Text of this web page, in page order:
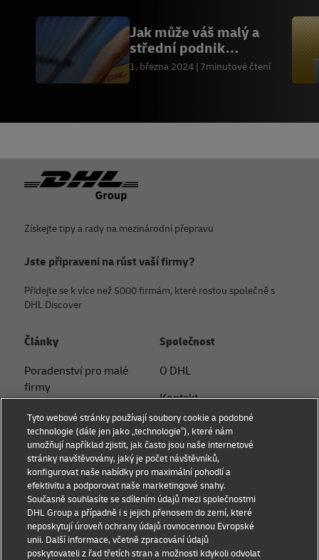
Jak může váš malý a
střední podnik
obchodovat se
1. března 2024 7minutové čtení
Zápatí
Získejte tipy a rady na mezinárodní přepravu
Jste připraveni na růst vaší firmy?
Přidejte se k více než 5000 firmám, které rostou společně s
DHL Discover
Články
Poradenství pro malé
firmy
Poradenství v oblasti
elektronického
obchodování
B2B poradenství
Logistické poradenství
Novinky a postřehy
Přeprava s DHL
Společnost
O DHL
Kontakt
Tiskové oddělení
Udržitelnost
Právní informace
Podmínky užití
Ochrana soukromí
Tyto webové stránky používají soubory cookie a podobné
technologie (dále jen jako „technologie“), které nám
umožňují například zjistit, jak často jsou naše internetové
stránky navštěvovány, jaký je počet návštěvníků,
konfigurovat naše nabídky pro maximální pohodlí a
efektivitu a podporovat naše marketingové snahy.
Současně souhlasíte se sdílením údajů mezi společnostmi
DHL Group a případně i s jejich přenosem do zemí, které
neposkytují úroveň ochrany údajů rovnocennou Evropské
unii. Další informace, včetně zpracování údajů
poskytovateli z řad třetích stran a možnosti kdykoli odvolat